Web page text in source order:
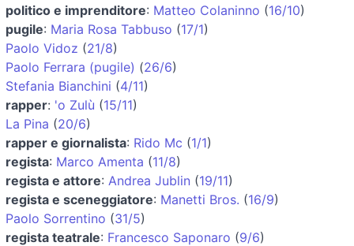
politico e imprenditore: Matteo Colaninno (16/10)
pugile: Maria Rosa Tabbuso (17/1)
Paolo Vidoz (21/8)
Paolo Ferrara (pugile) (26/6)
Stefania Bianchini (4/11)
rapper: 'o Zulù (15/11)
La Pina (20/6)
rapper e giornalista: Rido Mc (1/1)
regista: Marco Amenta (11/8)
regista e attore: Andrea Jublin (19/11)
regista e sceneggiatore: Manetti Bros. (16/9)
Paolo Sorrentino (31/5)
regista teatrale: Francesco Saponaro (9/6)